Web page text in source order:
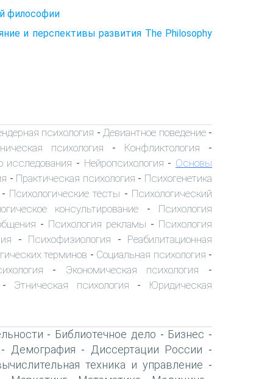
философии
и перспективы развития The Philosophy
психология - Девиантное поведение-
психология - Конфликтология -
исследования - Нейропсихология - Основы
- Практическая психология - Психогенетика
Психологические тесты - Психологический
консультирование - Психология
- Психология рекламы - Психология
- Психофизиология - Реабилитационная
терминов - Социальная психология -
- Экономическая психология -
Этническая психология - Юридическая
- Библиотечное дело - Бизнес -
Демография - Диссертации России -
техника и управление -